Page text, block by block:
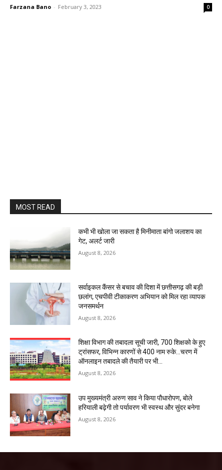
Farzana Bano - February 3, 2023 0
MOST READ
कभी भी खोला जा सकता है मिनीमाता बांगो जलाशय का
गेट, अलर्ट जारी
August 8, 2026
सर्वाइकल कैंसर से बचाव की दिशा में छत्तीसगढ़ की बड़ी
छलांग, एचपीवी टीकाकरण अभियान को मिल रहा व्यापक
जनसमर्थन
August 8, 2026
शिक्षा विभाग की तबादला सूची जारी, 700 शिक्षको के हुए
ट्रांसफर, विभिन्न कारणों से 400 नाम रुके…चरण में
ऑनलाइन तबादले की तैयारी पर भी...
August 8, 2026
उप मुख्यमंत्री अरुण साव ने किया पौधारोपण, बोले
हरियाली बढ़ेगी तो पर्यावरण भी स्वस्थ और सुंदर बनेगा
August 8, 2026